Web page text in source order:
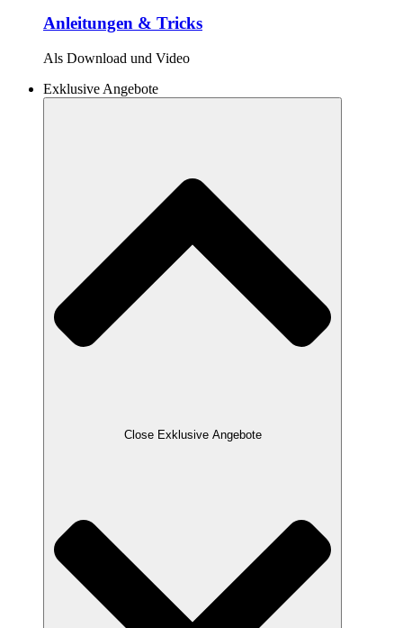
Anleitungen & Tricks
Als Download und Video
Exklusive Angebote
Close Exklusive Angebote